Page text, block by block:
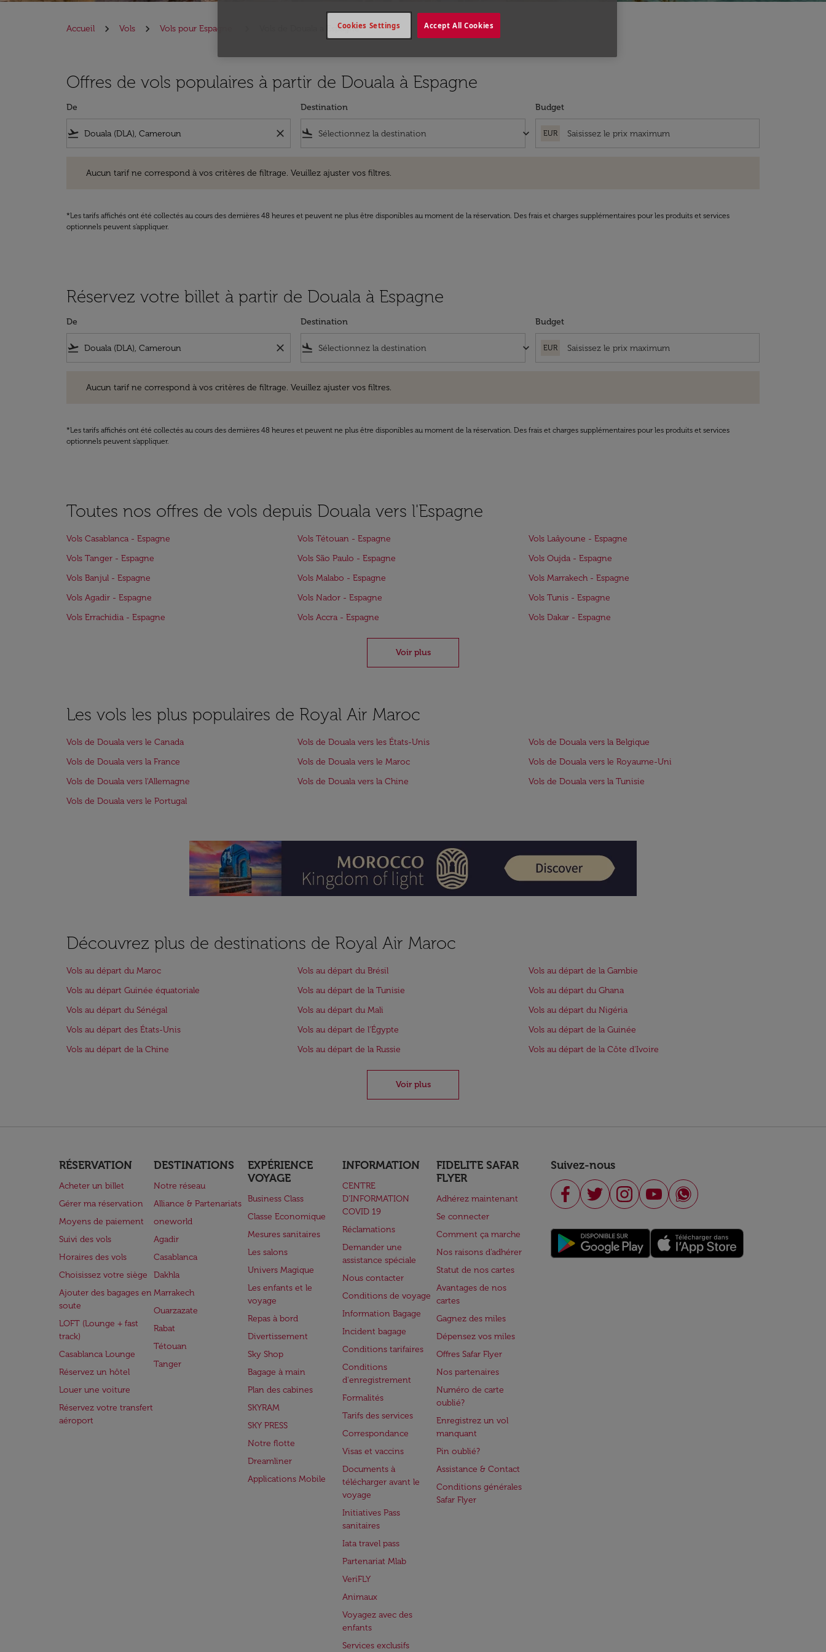
Accueil Vols Vols pour Espagne Vols de Douala a Espagne
Offres de vols populaires à partir de Douala à Espagne
De
flight_takeoff close
Destination
flight_land keyboard_arrow_down
Budget
EUR
Aucun tarif ne correspond à vos critères de filtrage. Veuillez ajuster vos filtres.
*Les tarifs affichés ont été collectés au cours des dernières 48 heures et peuvent ne plus être disponibles au moment de la réservation. Des frais et charges supplémentaires pour les produits et services
optionnels peuvent s'appliquer.
Réservez votre billet à partir de Douala à Espagne
De
flight_takeoff close
Destination
flight_land keyboard_arrow_down
Budget
EUR
Aucun tarif ne correspond à vos critères de filtrage. Veuillez ajuster vos filtres.
*Les tarifs affichés ont été collectés au cours des dernières 48 heures et peuvent ne plus être disponibles au moment de la réservation. Des frais et charges supplémentaires pour les produits et services
optionnels peuvent s'appliquer.
Toutes nos offres de vols depuis Douala vers l'Espagne
Vols Casablanca - Espagne Vols Tétouan - Espagne
Vols Laâyoune - Espagne
Vols Tanger - Espagne
Vols São Paulo - Espagne
Vols Oujda - Espagne
Vols Banjul - Espagne
Vols Malabo - Espagne
Vols Marrakech - Espagne
Vols Agadir - Espagne
Vols Nador - Espagne
Vols Tunis - Espagne
Vols Errachidia - Espagne
Vols Accra - Espagne Vols Dakar - Espagne
Voir plus
Les vols les plus populaires de Royal Air Maroc
Vols de Douala vers le Canada Vols de Douala vers les États-Unis
Vols de Douala vers la Belgique
Vols de Douala vers la France
Vols de Douala vers le Maroc
Vols de Douala vers le Royaume-Uni
Vols de Douala vers l'Allemagne
Vols de Douala vers la Chine
Vols de Douala vers la Tunisie
Vols de Douala vers le Portugal
Découvrez plus de destinations de Royal Air Maroc
Vols au départ du Maroc Vols au départ du Brésil
Vols au départ de la Gambie
Vols au départ Guinée équatoriale
Vols au départ de la Tunisie
Vols au départ du Ghana
Vols au départ du Sénégal
Vols au départ du Mali
Vols au départ du Nigéria
Vols au départ des États-Unis
Vols au départ de l'Égypte
Vols au départ de la Guinée
Vols au départ de la Chine
Vols au départ de la Russie Vols au départ de la Côte d'Ivoire
Voir plus
RÉSERVATION
Acheter un billet
Gérer ma réservation
Moyens de paiement
Suivi des vols
Horaires des vols
Choisissez votre siège
Ajouter des bagages en
soute
LOFT (Lounge + fast
track)
Casablanca Lounge
Réservez un hôtel
Louer une voiture
Réservez votre transfert
aéroport
DESTINATIONS
Notre réseau
Alliance & Partenariats
oneworld
Agadir
Casablanca
Dakhla
Marrakech
Ouarzazate
Rabat
Tétouan
Tanger
EXPÉRIENCE
VOYAGE
Business Class
Classe Economique
Mesures sanitaires
Les salons
Univers Magique
Les enfants et le
voyage
Repas à bord
Divertissement
Sky Shop
Bagage à main
Plan des cabines
SKYRAM
SKY PRESS
Notre flotte
Dreamliner
Applications Mobile
INFORMATION
CENTRE
D’INFORMATION
COVID 19
Réclamations
Demander une
assistance spéciale
Nous contacter
Conditions de voyage
Information Bagage
Incident bagage
Conditions tarifaires
Conditions
d'enregistrement
Formalités
Tarifs des services
Correspondance
Visas et vaccins
Documents à
télécharger avant le
voyage
Initiatives Pass
sanitaires
Iata travel pass
Partenariat Mlab
VeriFLY
Animaux
Voyagez avec des
enfants
Services exclusifs
FIDELITE SAFAR
FLYER
Adhérez maintenant
Se connecter
Comment ça marche
Nos raisons d'adhérer
Statut de nos cartes
Avantages de nos
cartes
Gagnez des miles
Dépensez vos miles
Offres Safar Flyer
Nos partenaires
Numéro de carte
oublié?
Enregistrez un vol
manquant
Pin oublié?
Assistance & Contact
Conditions générales
Safar Flyer
Suivez-nous
Accept All Cookies
Cookies Settings